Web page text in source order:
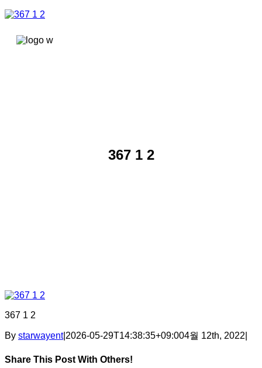
콘텐츠로
367 1 2
367 1 2
By starwayent| 2026-05-29T14:38:35+09:004월 12th, 2022
Share This Post With Others!